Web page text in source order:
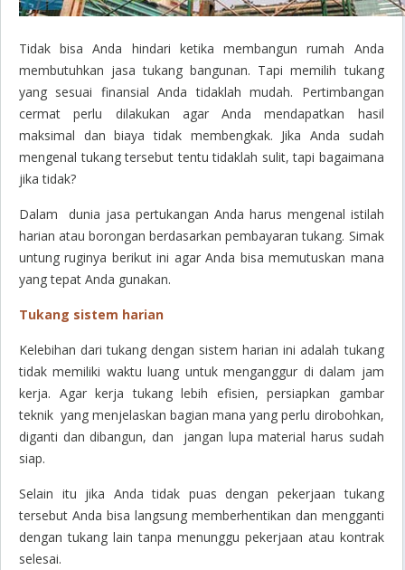
Tidak bisa Anda hindari ketika membangun rumah Anda
membutuhkan jasa tukang bangunan. Tapi memilih tukang
yang sesuai finansial Anda tidaklah mudah. Pertimbangan
cermat perlu dilakukan agar Anda mendapatkan hasil
maksimal dan biaya tidak membengkak. Jika Anda sudah
mengenal tukang tersebut tentu tidaklah sulit, tapi bagaimana
jika tidak?
Dalam dunia jasa pertukangan Anda harus mengenal istilah
harian atau borongan berdasarkan pembayaran tukang. Simak
untung ruginya berikut ini agar Anda bisa memutuskan mana
yang tepat Anda gunakan.
Tukang sistem harian
Kelebihan dari tukang dengan sistem harian ini adalah tukang
tidak memiliki waktu luang untuk menganggur di dalam jam
kerja. Agar kerja tukang lebih efisien, persiapkan gambar
teknik yang menjelaskan bagian mana yang perlu dirobohkan,
diganti dan dibangun, dan jangan lupa material harus sudah
siap.
Selain itu jika Anda tidak puas dengan pekerjaan tukang
tersebut Anda bisa langsung memberhentikan dan mengganti
dengan tukang lain tanpa menunggu pekerjaan atau kontrak
selesai.